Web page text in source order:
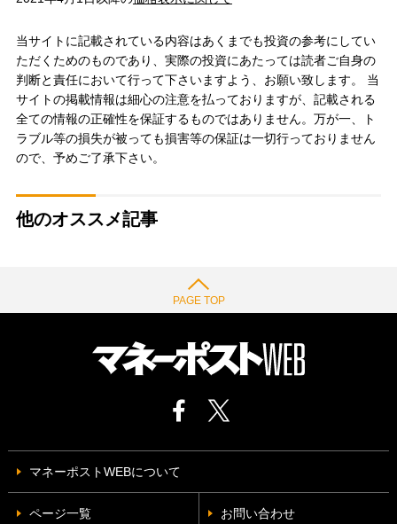
当サイトに記載されている内容はあくまでも投資の参考にしてい
ただくためのものであり、実際の投資にあたっては読者ご自身の
判断と責任において行って下さいますよう、お願い致します。 当
サイトの掲載情報は細心の注意を払っておりますが、記載される
全ての情報の正確性を保証するものではありません。万が一、ト
ラブル等の損失が被っても損害等の保証は一切行っておりません
ので、予めご了承下さい。
他のオススメ記事
PAGE TOP
マネーポストWEBについて
ページ一覧 お問い合わせ